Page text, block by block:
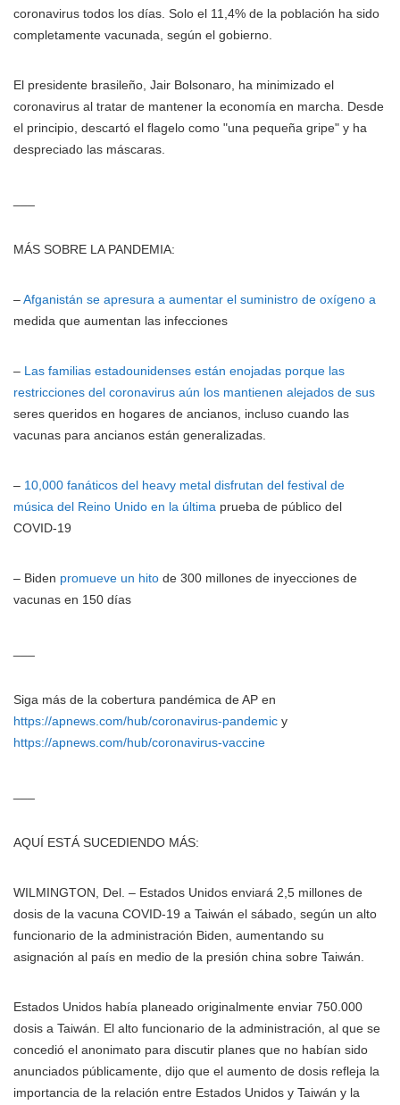
coronavirus todos los días. Solo el 11,4% de la población ha sido
completamente vacunada, según el gobierno.
El presidente brasileño, Jair Bolsonaro, ha minimizado el
coronavirus al tratar de mantener la economía en marcha. Desde
el principio, descartó el flagelo como "una pequeña gripe" y ha
despreciado las máscaras.
MÁS SOBRE LA PANDEMIA:
–Afganistán se apresura a aumentar el suministro de oxígeno a
medida que aumentan las infecciones
– Las familias estadounidenses están enojadas porque las
restricciones del coronavirus aún los mantienen alejados de sus
seres queridos en hogares de ancianos, incluso cuando las
vacunas para ancianos están generalizadas.
– 10,000 fanáticos del heavy metal disfrutan del festival de
música del Reino Unido en la última prueba de público del
COVID-19
– Biden promueve un hito de 300 millones de inyecciones de
vacunas en 150 días
Siga más de la cobertura pandémica de AP en
https://apnews.com/hub/coronavirus-pandemic y
https://apnews.com/hub/coronavirus-vaccine
AQUÍ ESTÁ SUCEDIENDO MÁS:
WILMINGTON, Del. – Estados Unidos enviará 2,5 millones de
dosis de la vacuna COVID-19 a Taiwán el sábado, según un alto
funcionario de la administración Biden, aumentando su
asignación al país en medio de la presión china sobre Taiwán.
Estados Unidos había planeado originalmente enviar 750.000
dosis a Taiwán. El alto funcionario de la administración, al que se
concedió el anonimato para discutir planes que no habían sido
anunciados públicamente, dijo que el aumento de dosis refleja la
importancia de la relación entre Estados Unidos y Taiwán y la